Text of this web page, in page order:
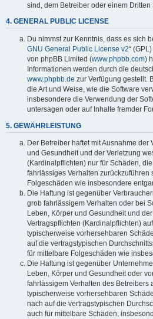
sind, dem Betreiber oder einem Dritten
4. GENERAL PUBLIC LICENSE
Du nimmst zur Kenntnis, dass es sich
GNU General Public License v2“
von phpBB Limited (www.phpbb.com)
Informationen werden durch die
www.phpbb.de zur Verfügung gestellt.
die Art und Weise, wie die Software
insbesondere die Verwendung der
untersagen oder auf Inhalte fremder
5. GEWÄHRLEISTUNG
Der Betreiber haftet mit Ausnahme
und Gesundheit und der Verletzung
(Kardinalpflichten) nur für Schäden,
fahrlässiges Verhalten zurückzuführen
Folgeschäden wie insbesondere
Die Haftung ist gegenüber
grob fahrlässigem Verhalten oder bei
Leben, Körper und Gesundheit und
Vertragspflichten (Kardinalpflichten)
typischerweise vorhersehbaren
auf die vertragstypischen
für mittelbare Folgeschäden wie
Die Haftung ist gegenüber
Leben, Körper und Gesundheit oder
fahrlässigem Verhalten des Betreibers
typischerweise vorhersehbaren
nach auf die vertragstypischen
auch für mittelbare Schäden,